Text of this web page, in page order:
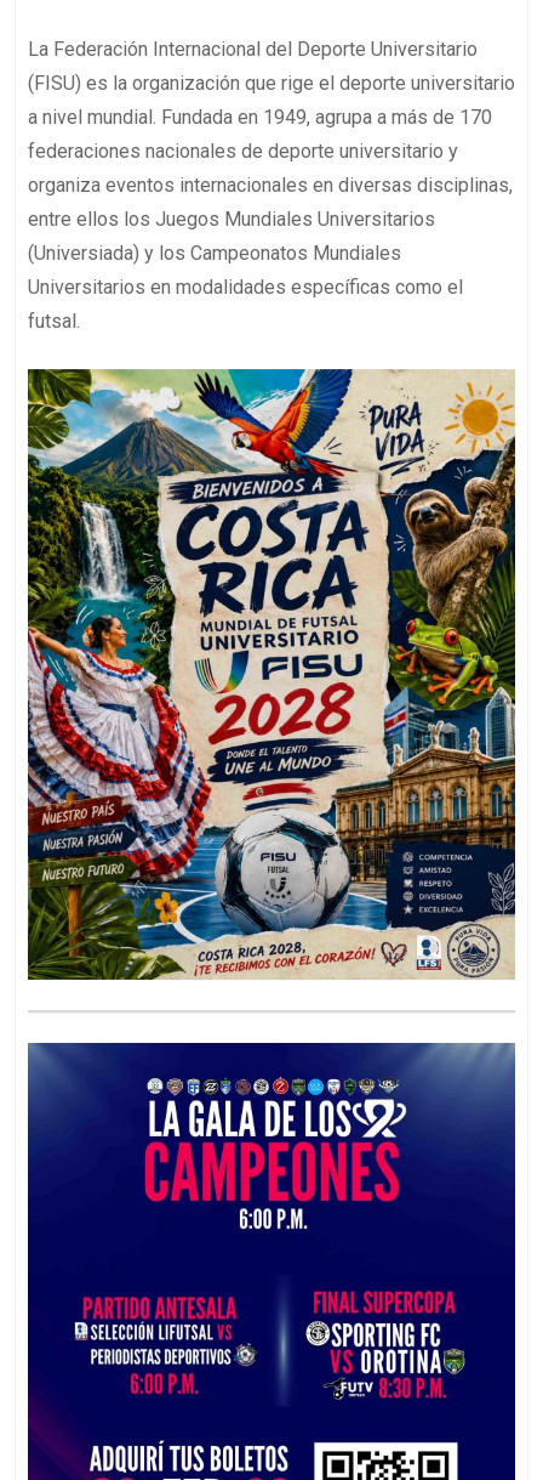
La Federación Internacional del Deporte Universitario
(FISU) es la organización que rige el deporte universitario
a nivel mundial. Fundada en 1949, agrupa a más de 170
federaciones nacionales de deporte universitario y
organiza eventos internacionales en diversas disciplinas,
entre ellos los Juegos Mundiales Universitarios
(Universiada) y los Campeonatos Mundiales
Universitarios en modalidades específicas como el
futsal.